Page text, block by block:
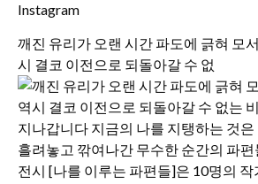
Instagram
깨진 유리가 오랜 시간 파도에 긁혀 모
시 결코 이전으로 되돌아갈 수 없